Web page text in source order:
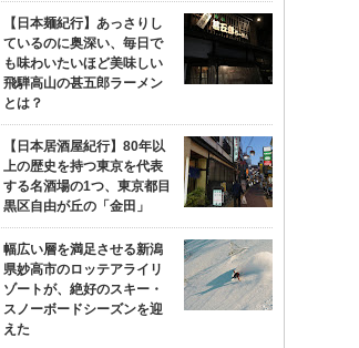
【日本麺紀行】あっさりし
ているのに奥深い、毎日で
も味わいたいほど美味しい
飛騨高山の甚五郎ラーメン
とは？
【日本居酒屋紀行】80年以
上の歴史を持つ東京を代表
する名酒場の1つ、東京都目
黒区自由が丘の「金田」
幅広い層を満足させる新潟
県妙高市のロッテアライリ
ゾートが、絶好のスキー・
スノーボードシーズンを迎
えた